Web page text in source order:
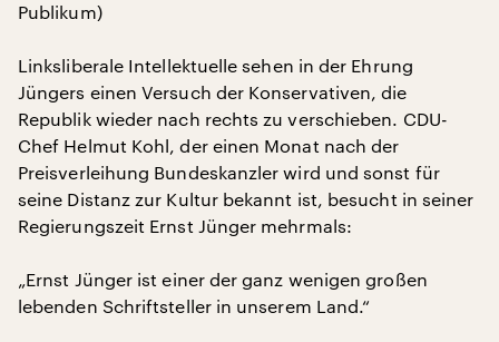
Publikum)
Linksliberale Intellektuelle sehen in der Ehrung
Jüngers einen Versuch der Konservativen, die
Republik wieder nach rechts zu verschieben. CDU-
Chef Helmut Kohl, der einen Monat nach der
Preisverleihung Bundeskanzler wird und sonst für
seine Distanz zur Kultur bekannt ist, besucht in seiner
Regierungszeit Ernst Jünger mehrmals:
„Ernst Jünger ist einer der ganz wenigen großen
lebenden Schriftsteller in unserem Land.“